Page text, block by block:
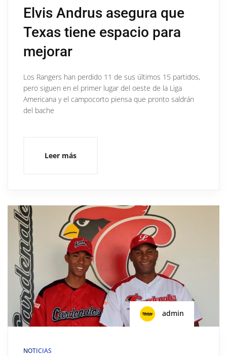
Elvis Andrus asegura que
Texas tiene espacio para
mejorar
Los Rangers han perdido 11 de sus últimos 15 partidos,
pero siguen en el primer lugar del oeste de la Liga
Americana y el campocorto piensa que pronto saldrán
del bache
Leer más
admin
NOTICIAS